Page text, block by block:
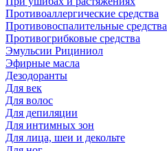
Противоаллергические средства
Противовоспалительные средства
Противогрибковые средства
Эмульсии Рициниол
Эфирные масла
Дезодоранты
Для век
Для волос
Для депиляции
Для интимных зон
Для лица, шеи и декольте